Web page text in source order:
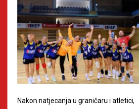
Nakon natjecanja u graničaru i atletici,